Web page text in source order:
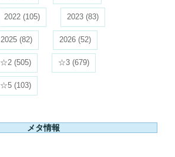
2022 (105) 2023 (83)
2025 (82) 2026 (52)
☆2 (505) ☆3 (679)
☆5 (103)
メタ情報